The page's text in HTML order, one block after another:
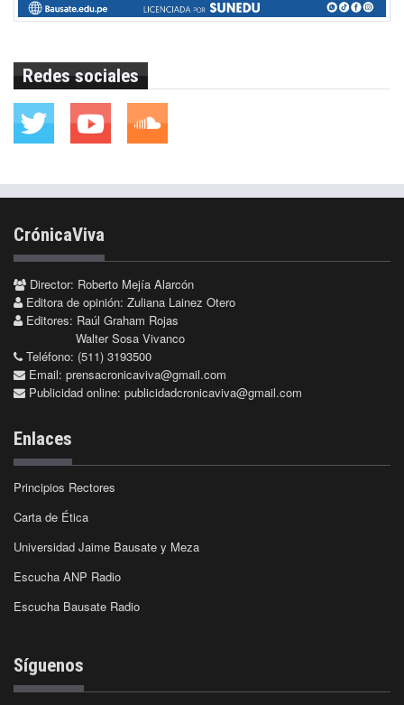
Redes sociales
CrónicaViva
Director: Roberto Mejía Alarcón
Editora de opinión: Zuliana Lainez Otero
Editores: Raúl Graham Rojas
Walter Sosa Vivanco
Teléfono: (511) 3193500
Email: prensacronicaviva@gmail.com
Publicidad online: publicidadcronicaviva@gmail.com
Enlaces
Principios Rectores
Carta de Ética
Universidad Jaime Bausate y Meza
Escucha ANP Radio
Escucha Bausate Radio
Síguenos